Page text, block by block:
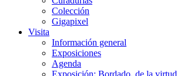
Colección
Gigapixel
Visita
Información general
Exposiciones
Agenda
Exposición: Bordado, de la virtud